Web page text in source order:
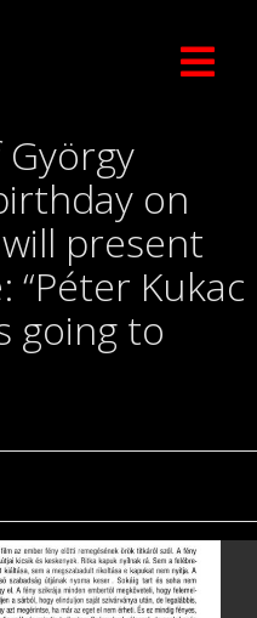
on
present
Kukac
going to